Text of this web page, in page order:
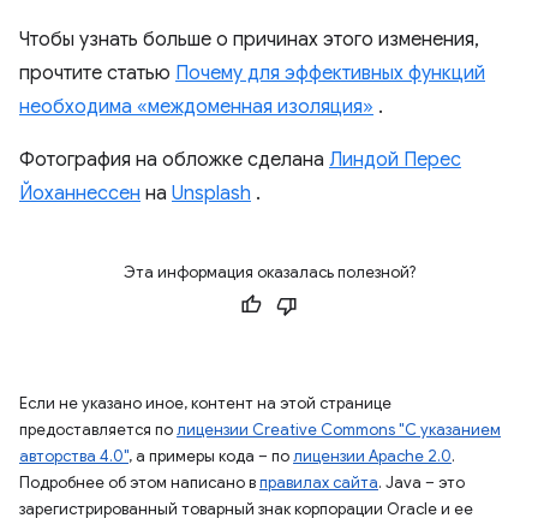
Чтобы узнать больше о причинах этого изменения,
прочтите статью Почему для эффективных функций
необходима «междоменная изоляция» .
Фотография на обложке сделана Линдой Перес
Йоханнессен на Unsplash .
Эта информация оказалась полезной?
Если не указано иное, контент на этой странице
предоставляется полицензии Creative Commons "С указанием
авторства 4.0", а примеры кода – полицензии Apache 2.0.
Подробнее об этом написано вправилах сайта. Java – это
зарегистрированный товарный знак корпорации Oracle и ее